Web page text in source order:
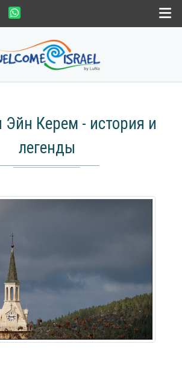
Эйн Керем - история и
легенды